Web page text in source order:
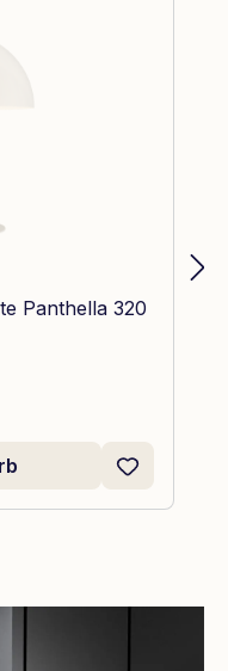
Panthella 320